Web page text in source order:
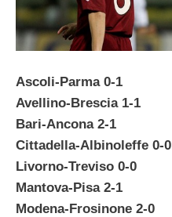
Ascoli-Parma 0-1
Avellino-Brescia 1-1
Bari-Ancona 2-1
Cittadella-Albinoleffe 0-0
Livorno-Treviso 0-0
Mantova-Pisa 2-1
Modena-Frosinone 2-0